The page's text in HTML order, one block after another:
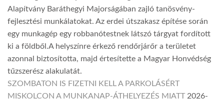
Alapítvány Baráthegyi Majorságában zajló tanösvény-
fejlesztési munkálatokat. Az erdei útszakasz építése során
egy munkagép egy robbanótestnek látszó tárgyat fordított
ki a földből.A helyszínre érkező rendőrjárőr a területet
azonnal biztosította, majd értesítette a Magyar Honvédség
tűzszerész alakulatát.
SZOMBATON IS FIZETNI KELL A PARKOLÁSÉRT
MISKOLCON A MUNKANAP-ÁTHELYEZÉS MIATT 2026-